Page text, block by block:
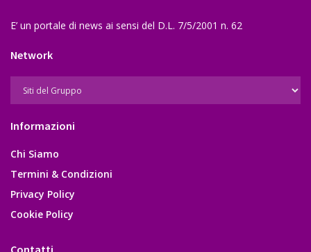
E’ un portale di news ai sensi del D.L. 7/5/2001 n. 62
Network
Informazioni
Chi Siamo
Termini & Condizioni
Privacy Policy
Cookie Policy